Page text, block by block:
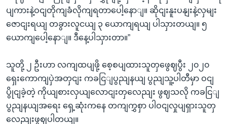
ပျကားနဲ့ဝငျတိုကျခံလိုကျရတာပေါ့နောျ။ ဆိုငျးနူးပနျးနဲ့လှမျး
ဇောငျးရယျ တခွားလူငယျ ၃ ယောကျရယျ ပါသှားတယျ။ ၅
ယောကျပေါ့နောျ။ ဒီနေ့ပါသှားတာ။”
သူတို့ ၂ ဦးဟာ လကျထပျဖို့ စေ့စပျထားသူတှဖွေဈပွီး ၂၀၂၀
ရှေးကောကျပှဲအတှငျး ကခငြျပွညျနယျ ပွညျသူ့ပါတီမှာ ဝငျ
ပွိုငျခဲ့တဲ့ ကိုယျစားလှယျလောငျးတှလေညျး ဖွဈသလို ကခငြျ
ပွညျနယျအရေး ရှေ့ဆုံးကနေ တကျကွှစှာ ပါဝငျလှုပျရှားသူတှ
လေညျးဖွဈပါတယျ။